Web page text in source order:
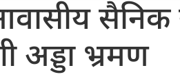
सैनिक
अड्डा भ्रमण